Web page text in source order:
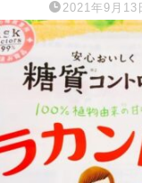
2021年9月13